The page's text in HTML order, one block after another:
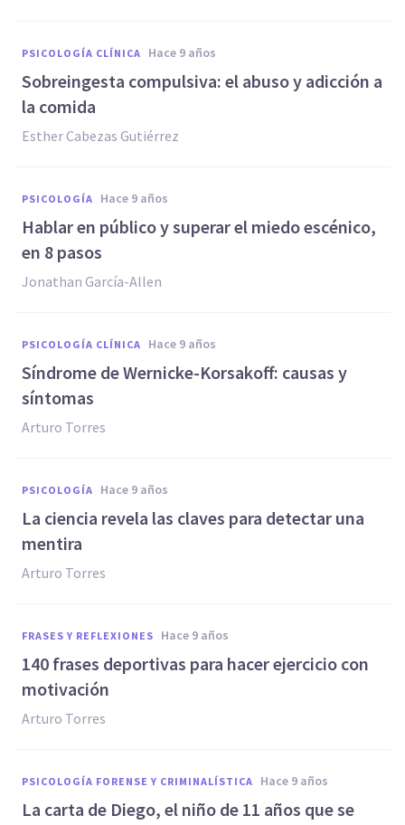
PSICOLOGÍA CLÍNICA hace 9 años
​Sobreingesta compulsiva: el abuso y adicción a
la comida
Esther Cabezas Gutiérrez
PSICOLOGÍA hace 9 años
Hablar en público y superar el miedo escénico,
en 8 pasos
Jonathan García-Allen
PSICOLOGÍA CLÍNICA hace 9 años
​Síndrome de Wernicke-Korsakoff: causas y
síntomas
Arturo Torres
PSICOLOGÍA hace 9 años
​La ciencia revela las claves para detectar una
mentira
Arturo Torres
FRASES Y REFLEXIONES hace 9 años
140 frases deportivas para hacer ejercicio con
motivación
Arturo Torres
PSICOLOGÍA FORENSE Y CRIMINALÍSTICA hace 9 años
​La carta de Diego, el niño de 11 años que se